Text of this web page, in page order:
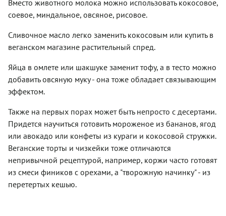
и
зеленую
фасоль,
суп
пастой,
чесночком
и
ароматными
Вы
можете
расширить
овощей
или
произвести
Вместо
при
нагревании.
Крупа
сочетается
с мясом,
рыбой.
добавляют
перцы и
кабачки.
будем
жарить
булгур с
шампиньонами.
Тоже
очень
немаловажно.
блюда
томатный
подойдет
и
домашняя
заготовка.
готовится
как и
Вместо животного молока можно использовать кокосовое,
соевое, миндальное, овсяное, рисовое.
Сливочное масло легко заменить кокосовым или купить в
веганском магазине растительный спред.
Яйца в омлете или шакшуке заменит тофу, а в тесто можно
добавить овсяную муку - она тоже обладает связывающим
эффектом.
Также на первых порах может быть непросто с десертами.
Придется научиться готовить мороженое из бананов, ягод
или авокадо или конфеты из кураги и кокосовой стружки.
Веганские торты и чизкейки тоже отличаются
непривычной рецептурой, например, коржи часто готовят
из смеси фиников с орехами, а "творожную начинку" - из
перетертых кешью.